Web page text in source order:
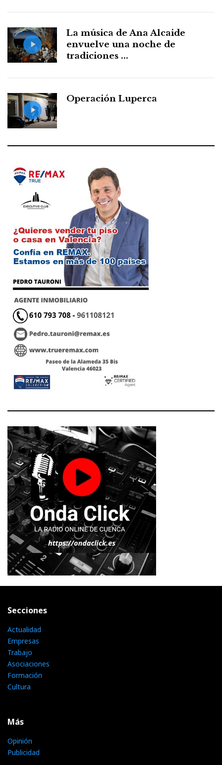
La música de Ana Alcaide
envuelve una noche de
tradiciones ...
Operación Luperca
Secciones
Actualidad
Empresas
Trabajo
Asociaciones
Formación
Cultura
Más
Opinión
Publicidad